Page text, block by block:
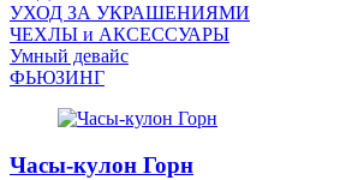
УХОД ЗА УКРАШЕНИЯМИ
ЧEХЛЫ и АКСЕССУАРЫ
Умный девайс
ФЬЮЗИНГ
Часы-кулон Горн